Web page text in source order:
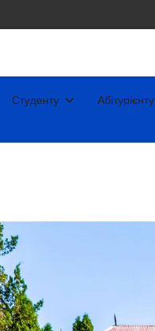
Студенту Абітурієнту